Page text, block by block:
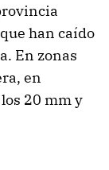
han caído
En zonas
en
20 mm y